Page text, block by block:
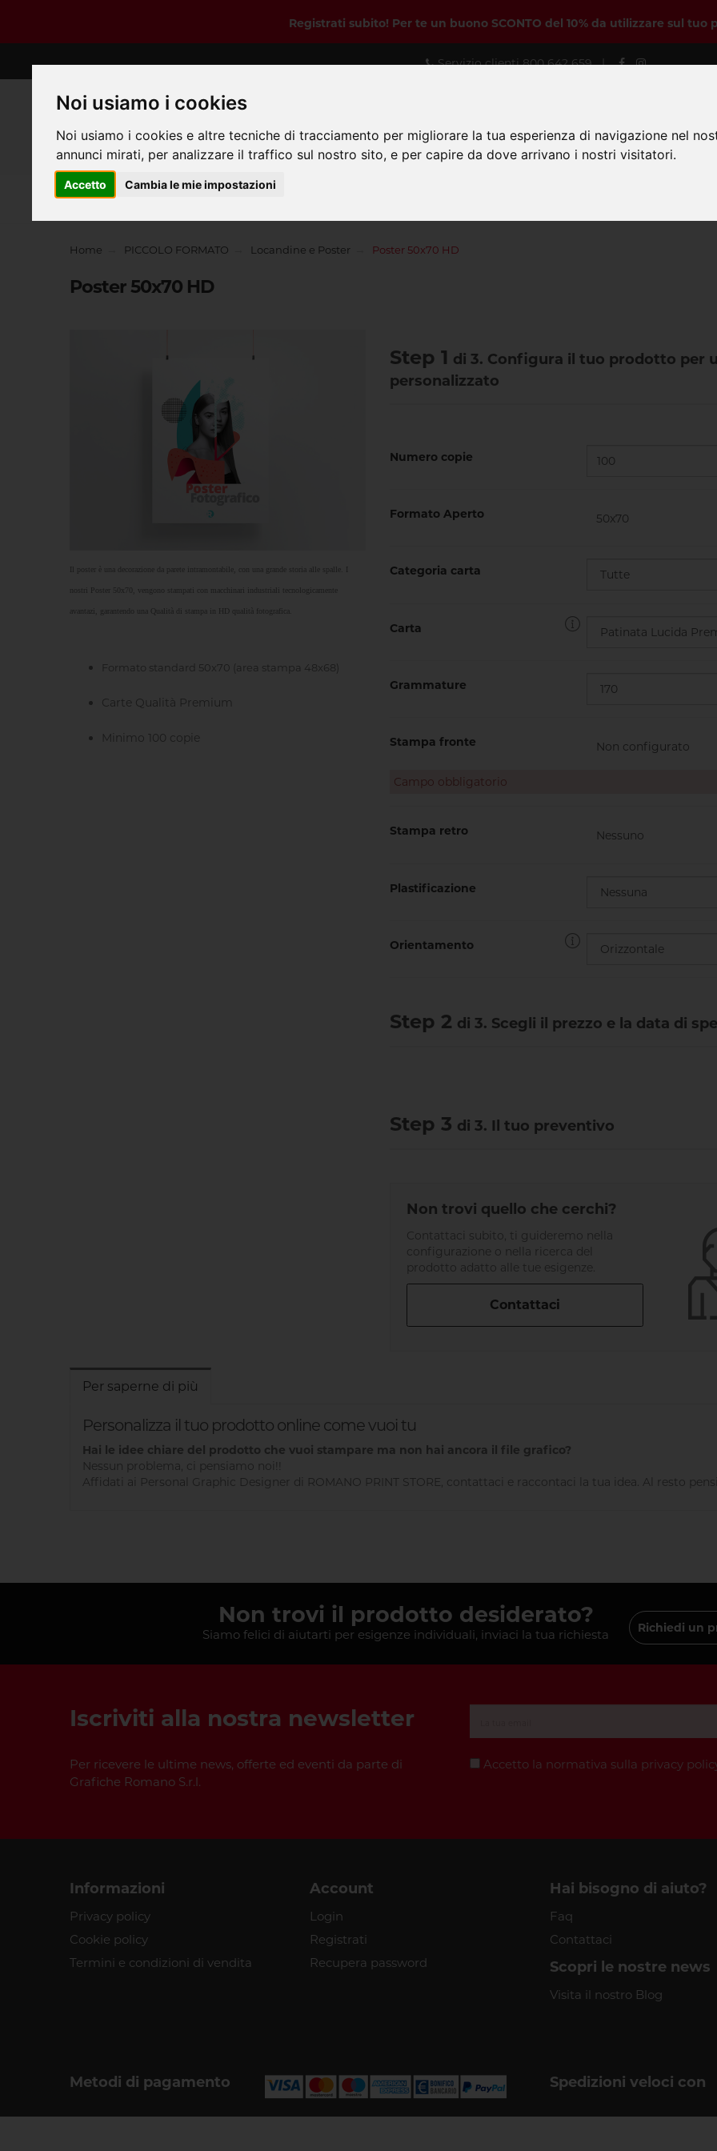
Noi usiamo i cookies
Noi usiamo i cookies e altre tecniche di tracciamento per migliorare la tua esperienza di navigazione nel
annunci mirati, per analizzare il traffico sul nostro sito, e per capire da dove arrivano i nostri visitatori.
Accetto Cambia le mie impostazioni
Registrati subito! Per te un buono SCONTO del 10% da utilizzare sul tuo
Servizio clienti800 642 659|
Home PICCOLO FORMATO Locandine e Poster Poster 50x70 HD
Poster 50x70 HD
Il è una decorazione da parete intramontabile, con una grande storia alle spalle. I
nostri Poster 50x70, vengono stampati con macchinari industriali tecnologicamente
avantazi, garantendo una Qualità di stampa in HD qualità fotografica.
Formato standard 50x70 (area stampa 48x68)
Carte Qualità Premium
Minimo 100 copie
Step 1 di 3. Configura il tuo prodotto per
personalizzato
Numero copie
Formato Aperto
Categoria carta
Carta
Grammature
Stampa fronte
Campo obbligatorio
Stampa retro
Plastificazione
Orientamento
Step 2 di 3. Scegli il prezzo e la data di
Step 3 di 3. Il tuo preventivo
Non trovi quello che cerchi?
Contattaci subito, ti guideremo nella
configurazione o nella ricerca del
prodotto adatto alle tue esigenze.
Contattaci
Per saperne di più
Personalizza il tuo prodotto online come vuoi tu
Hai le idee chiare del prodotto che vuoi stampare ma non hai ancora il file grafico?
Nessun problema, ci pensiamo noi!!
Affidati ai Personal Graphic Designer di ROMANO PRINT STORE, contattaci e raccontaci la tua idea. Al resto
Non trovi il prodotto desiderato?
Siamo felici di aiutarti per esigenze individuali, inviaci la tua richiesta Richiedi un
Iscriviti alla nostra newsletter
Per ricevere le ultime news, offerte ed eventi da parte di
Grafiche Romano S.r.l.
Accetto la normativa sulla privacy
Informazioni
Privacy policy
Cookie policy
Termini e condizioni di vendita
Account
Login
Registrati
Recupera password
Hai bisogno di aiuto?
Faq
Contattaci
Scopri le nostre news
Visita il nostro Blog
Metodi di pagamento Spedizioni veloci con